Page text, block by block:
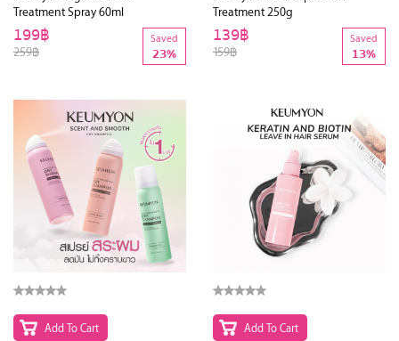
Treatment Spray 60ml
259฿
199฿ Saved
23%
Treatment 250g
159฿
139฿ Saved
13%
Add To Cart Add To Cart